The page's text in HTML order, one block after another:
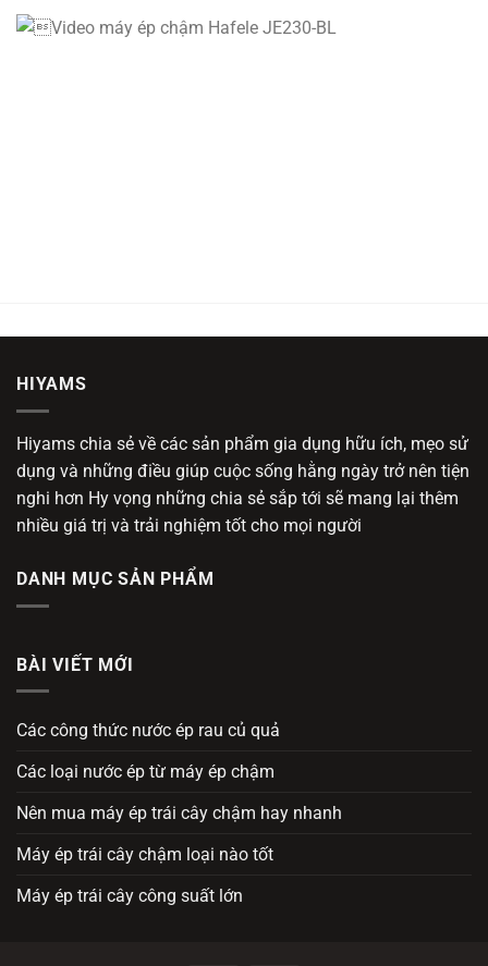
HIYAMS
Hiyams chia sẻ về các sản phẩm gia dụng hữu ích, mẹo sử
dụng và những điều giúp cuộc sống hằng ngày trở nên tiện
nghi hơn Hy vọng những chia sẻ sắp tới sẽ mang lại thêm
nhiều giá trị và trải nghiệm tốt cho mọi người
DANH MỤC SẢN PHẨM
BÀI VIẾT MỚI
Các công thức nước ép rau củ quả
Các loại nước ép từ máy ép chậm
Nên mua máy ép trái cây chậm hay nhanh
Máy ép trái cây chậm loại nào tốt
Máy ép trái cây công suất lớn